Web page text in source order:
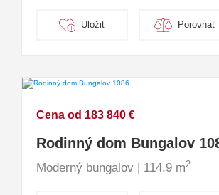
Uložiť Porovnať
Cena od 183 840 €
Rodinný dom Bungalov
Moderný bungalov | 114.9 m2